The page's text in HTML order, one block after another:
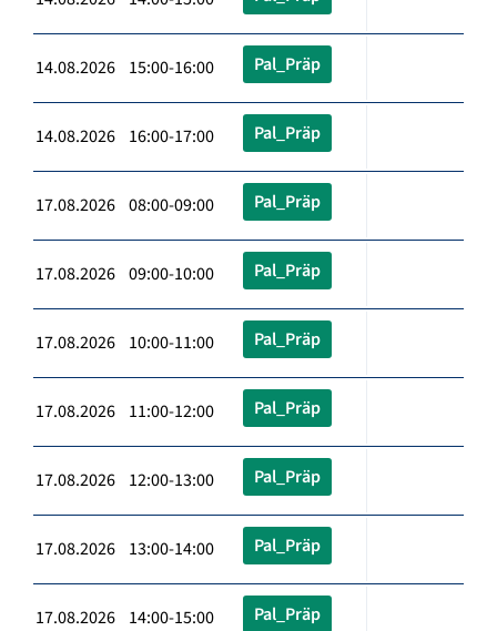
14.08.2026 15:00-16:00 Pal_Präp
14.08.2026 16:00-17:00 Pal_Präp
17.08.2026 08:00-09:00 Pal_Präp
17.08.2026 09:00-10:00 Pal_Präp
17.08.2026 10:00-11:00 Pal_Präp
17.08.2026 11:00-12:00 Pal_Präp
17.08.2026 12:00-13:00 Pal_Präp
17.08.2026 13:00-14:00 Pal_Präp
17.08.2026 14:00-15:00 Pal_Präp